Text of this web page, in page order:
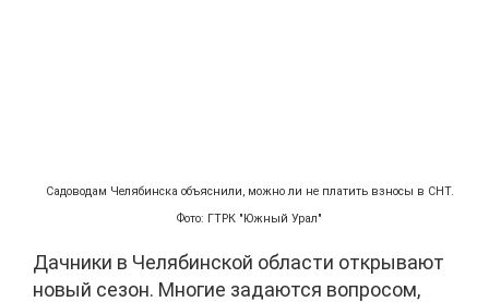
Садоводам Челябинска объяснили, можно ли не платить взносы в СНТ.
Фото: ГТРК "Южный Урал"
Дачники в Челябинской области открывают
новый сезон. Многие задаются вопросом,